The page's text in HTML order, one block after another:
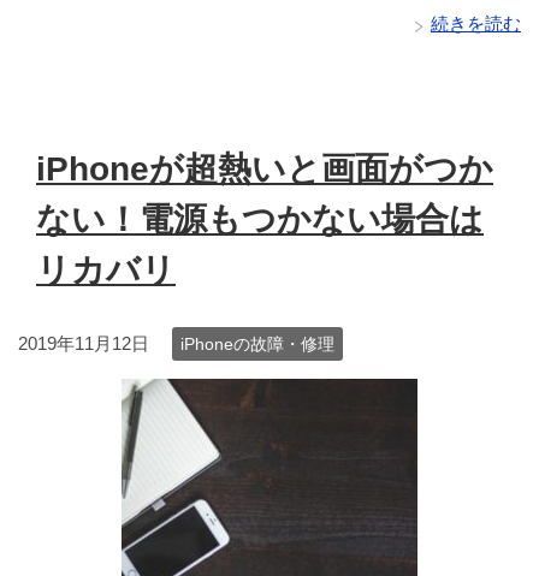
続きを読む
iPhoneが超熱いと画面がつか
ない！電源もつかない場合は
リカバリ
2019年11月12日 iPhoneの故障・修理